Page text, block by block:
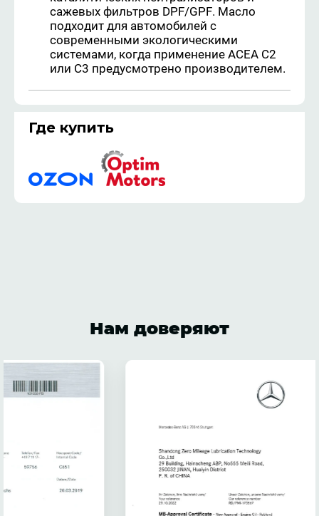
Где купить
сажевых фильтров DPF/GPF. Масло
подходит для автомобилей с
современными экологическими
системами, когда применение ACEA C2
или C3 предусмотрено производителем.
Нам доверяют